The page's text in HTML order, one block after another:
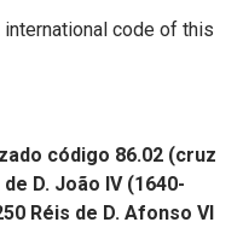
code of this
código 86.02 (cruz
D. João IV (1640-
Réis de D. Afonso VI